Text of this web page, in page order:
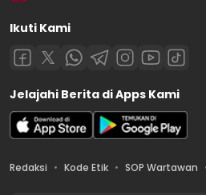
Ikuti Kami
Jelajahi Berita di Apps Kami
Redaksi Kode Etik SOP Wartawan